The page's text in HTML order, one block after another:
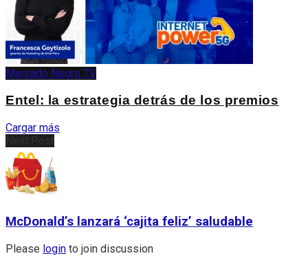
Mercado Negro TV
Entel: la estrategia detrás de los premios
Cargar más
McDonald’s lanzará ‘cajita feliz’ saludable
Please login to join discussion